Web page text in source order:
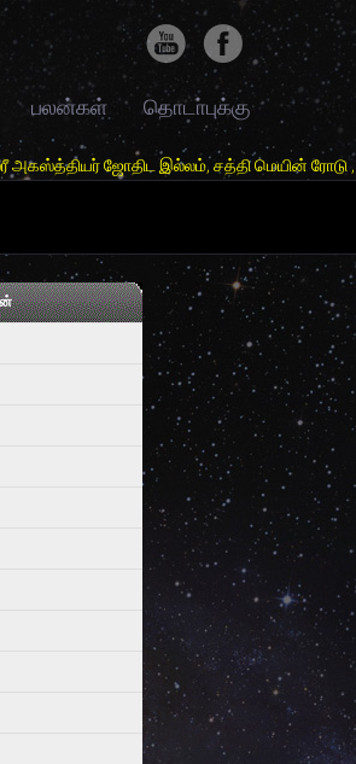
பலன்கள் தொடா்புக்கு
இல்லம், சத்தி மெயின் ரோடு , அரசூர் ,சத்தி